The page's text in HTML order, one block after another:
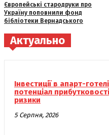
Європейські стародруки про
Україну поповнили фонд
бібліотеки Вернадського
Актуально
Інвестиції в апарт-
потенціал
ризики
5 Серпня, 2026